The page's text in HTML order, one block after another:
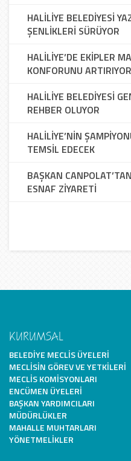
HALİLİYE BELEDİYESİ
ŞENLİKLERİ SÜRÜYOR
HALİLİYE’DE EKİPLER
KONFORUNU ARTIRIYOR
HALİLİYE BELEDİYESİ
REHBER OLUYOR
HALİLİYE’NİN
TEMSİL EDECEK
BAŞKAN
ESNAF ZİYARETİ
KURUMSAL
BELEDIYE MECLIS ÜYELERI
MECLISIN GÖREV VE YETKILERI
MECLIS KOMISYONLARI
ENCÜMEN ÜYELERI
BAŞKAN YARDIMCILARI
MÜDÜRLÜKLER
MAHALLE MUHTARLARI
YÖNETMELIKLER